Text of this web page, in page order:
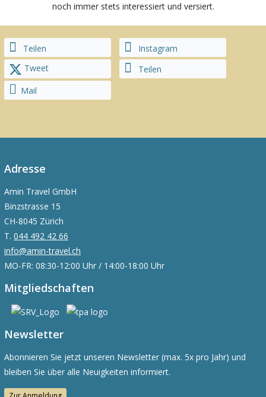
noch immer stets interessiert und versiert.
Teilen
Instagram
Tweet
Teilen
Mail
Adresse
Amin Travel GmbH
Binzstrasse 15
CH-8045 Zürich
T. 044 492 42 66
info@amin-travel.ch
MO-FR: 08:30-12:00 Uhr / 14:00-18:00 Uhr
Mitgliedschaften
Newsletter
Abonnieren Sie jetzt unseren Newsletter (max. 5x pro Jahr) und
bleiben Sie über alle Neuigkeiten informiert.